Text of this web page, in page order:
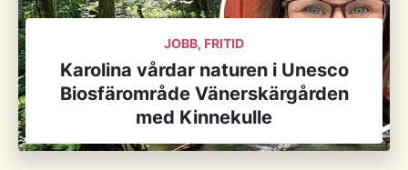
JOBB, FRITID
Karolina vårdar naturen i Unesco
Biosfärområde Vänerskärgården
med Kinnekulle